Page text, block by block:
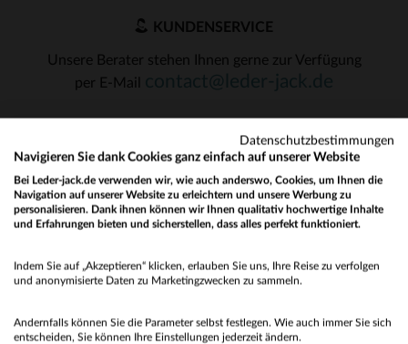
KUNDENSERVICE
Unsere Berater stehen Ihnen gerne zur Verfügung
per E-Mail
UNSERE VERTRAUENSWÜRDIGEN PARTNER
No
Datenschutzbestimmungen
Navigieren Sie dank Cookies ganz einfach auf unserer Website
Bei Leder-jack.de verwenden wir, wie auch anderswo, Cookies, um Ihnen die
Navigation auf unserer Website zu erleichtern und unsere Werbung zu
personalisieren. Dank ihnen können wir Ihnen qualitativ hochwertige Inhalte
und Erfahrungen bieten und sicherstellen, dass alles perfekt funktioniert.
Indem Sie auf „Akzeptieren“ klicken, erlauben Sie uns, Ihre Reise zu verfolgen
und anonymisierte Daten zu Marketingzwecken zu sammeln.
Andernfalls können Sie die Parameter selbst festlegen. Wie auch immer Sie sich
entscheiden, Sie können Ihre Einstellungen jederzeit ändern.